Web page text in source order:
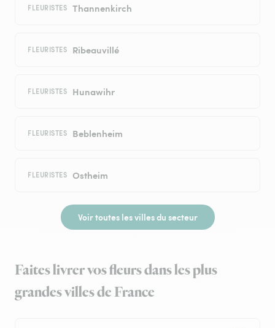
FLEURISTES Thannenkirch
FLEURISTES Ribeauvillé
FLEURISTES Hunawihr
FLEURISTES Beblenheim
FLEURISTES Ostheim
Voir toutes les villes du secteur
Faites livrer vos fleurs dans les plus
grandes villes de France